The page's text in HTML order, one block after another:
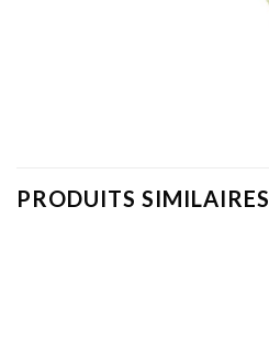
PRODUITS SIMILAIRES